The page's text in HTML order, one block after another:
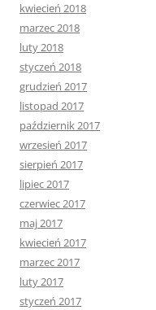
kwiecień 2018
marzec 2018
luty 2018
styczeń 2018
grudzień 2017
listopad 2017
październik 2017
wrzesień 2017
sierpień 2017
lipiec 2017
czerwiec 2017
maj 2017
kwiecień 2017
marzec 2017
luty 2017
styczeń 2017